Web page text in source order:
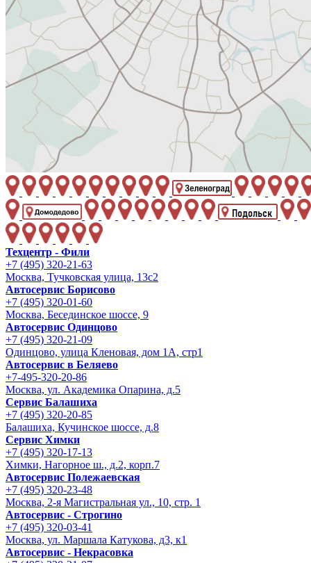
Техцентр - Фили
+7 (495) 320-21-63
Москва, Тучковская улица, 13с2
Автосервис Борисово
+7 (495) 320-01-60
Москва, Бесединское шоссе, 9
Автосервис Одинцово
+7 (495) 320-21-09
Одинцово, улица Кленовая, дом 1А, стр1
Автосервис в Беляево
+7-495-320-20-86
Москва, ул. Академика Опарина, д.5
Сервис Балашиха
+7 (495) 320-20-85
Балашиха, Кучинское шоссе, д.8
Сервис Химки
+7 (495) 320-17-13
Химки, Нагорное ш., д.2, корп.7
Автосервис Полежаевская
+7 (495) 320-23-48
Москва, 2-я Магистральная ул., 10, стр. 1
Автосервис - Строгино
+7 (495) 320-03-41
Москва, ул. Маршала Катукова, д3, к1
Автосервис - Некрасовка